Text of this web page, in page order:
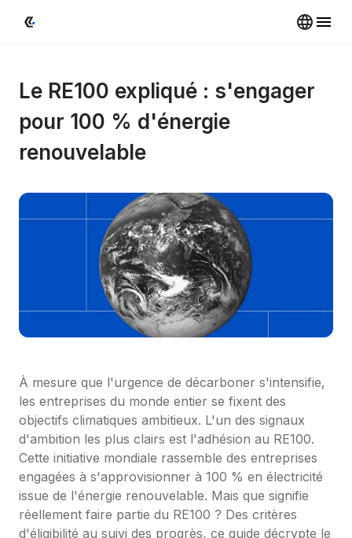
Le RE100 expliqué : s'engager
pour 100 % d'énergie
renouvelable
À mesure que l'urgence de décarboner s'intensifie,
les entreprises du monde entier se fixent des
objectifs climatiques ambitieux. L'un des signaux
d'ambition les plus clairs est l'adhésion au RE100.
Cette initiative mondiale rassemble des entreprises
engagées à s'approvisionner à 100 % en électricité
issue de l'énergie renouvelable. Mais que signifie
réellement faire partie du RE100 ? Des critères
d'éligibilité au suivi des progrès, ce guide décrypte le